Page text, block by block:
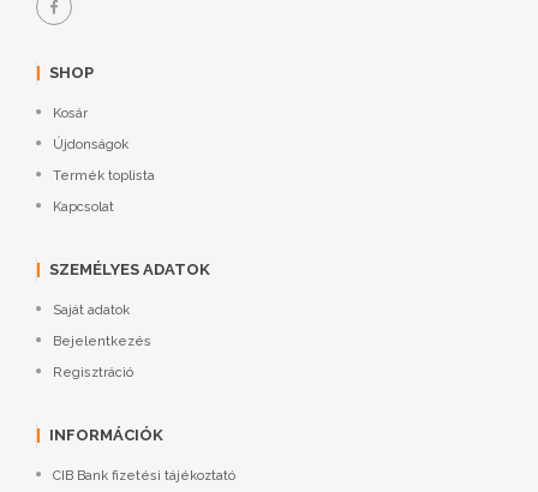
SHOP
Kosár
Újdonságok
Termék toplista
Kapcsolat
SZEMÉLYES ADATOK
Saját adatok
Bejelentkezés
Regisztráció
INFORMÁCIÓK
CIB Bank fizetési tájékoztató